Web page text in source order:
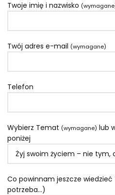
Twoje imię i nazwisko
Twój adres e-mail (wymagane)
Telefon
Wybierz Temat (wymagane) lub
poniżej
Co powinnam jeszcze
potrzeba...)